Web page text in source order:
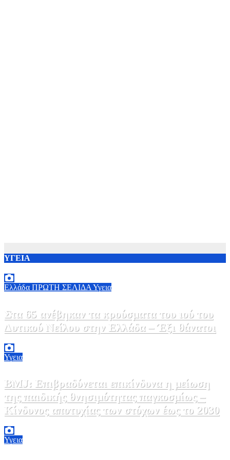
ΥΓΕΙΑ
Ελλάδα ΠΡΩΤΗ ΣΕΛΙΔΑΥγεια
Στα 65 ανέβηκαν τα κρούσματα του ιού του
Δυτικού Νείλου στην Ελλάδα – Έξι θάνατοι
Υγεια
BMJ: Επιβραδύνεται επικίνδυνα η μείωση
της παιδικής θνησιμότητας παγκοσμίως –
Κίνδυνος αποτυχίας των στόχων έως το 2030
Υγεια